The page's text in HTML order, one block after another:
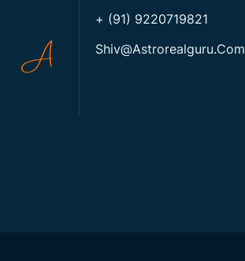
+ (91) 9220719821
Shiv@astrorealguru.com